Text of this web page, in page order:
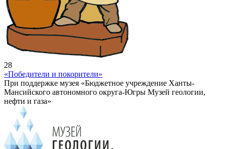
28
«Победители и покорители»
При поддержке музея «Бюджетное учреждение Ханты-
Мансийского автономного округа-Югры Музей геологии,
нефти и газа»